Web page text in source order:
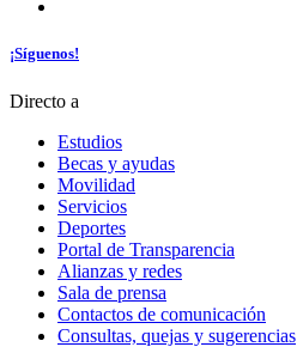
¡Síguenos!
Directo a
Estudios
Becas y ayudas
Movilidad
Servicios
Deportes
Portal de Transparencia
Alianzas y redes
Sala de prensa
Contactos de comunicación
Consultas, quejas y sugerencias